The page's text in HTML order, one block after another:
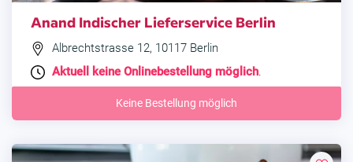
Anand Indischer Lieferservice Berlin
Albrechtstrasse 12, 10117 Berlin
Aktuell keine Onlinebestellung möglich
Keine Bestellung möglich